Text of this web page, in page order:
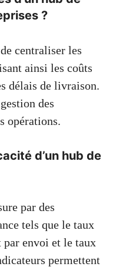
?
centraliser les
ainsi les coûts
délais de livraison.
des
opérations.
d’un hub de
par des
tels que le taux
envoi et le taux
permettent